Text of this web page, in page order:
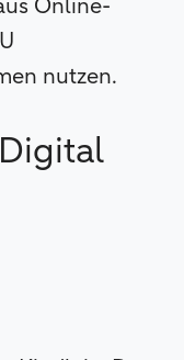
Online-
nutzen.